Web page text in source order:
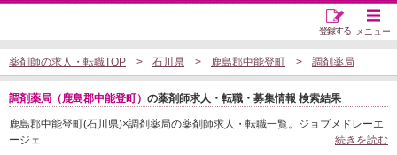
メニュー
登録する
薬剤師の求人・転職TOP 石川県 鹿島郡中能登町 調剤薬局
調剤薬局（鹿島郡中能登町） の薬剤師求人・転職・募集情報 検索結果
鹿島郡中能登町(石川県)×調剤薬局の薬剤師求人・転職一覧。ジョブメドレーエ
ージェ… 続きを読む